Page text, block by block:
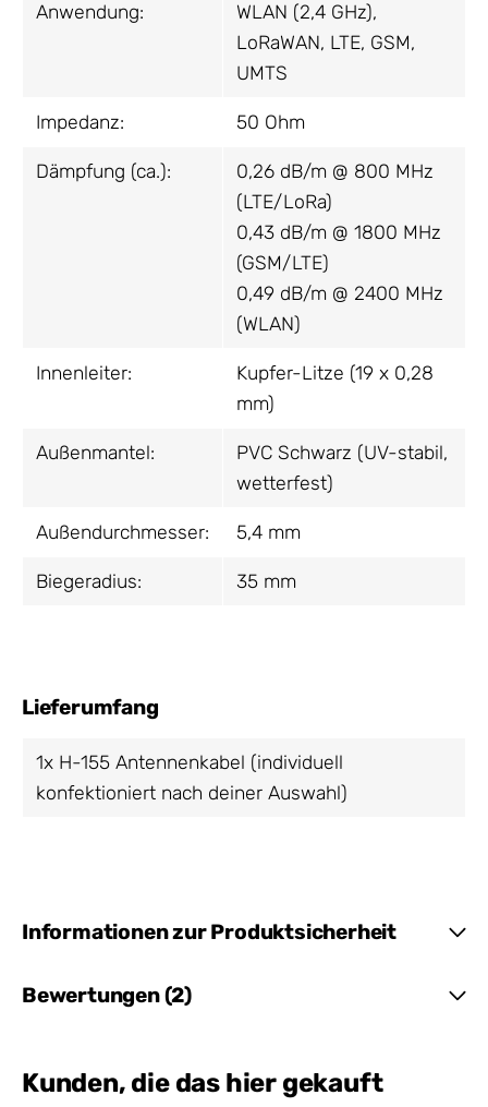
Anwendung:
WLAN (2,4 GHz),
LoRaWAN, LTE, GSM,
UMTS
Impedanz: 50 Ohm
Dämpfung (ca.):
0,26 dB/m @ 800 MHz
(LTE/LoRa)
0,43 dB/m @ 1800 MHz
(GSM/LTE)
0,49 dB/m @ 2400 MHz
(WLAN)
Innenleiter:
Kupfer-Litze (19 x 0,28
mm)
Außenmantel:
PVC Schwarz (UV-stabil,
wetterfest)
Außendurchmesser: 5,4 mm
Biegeradius: 35 mm
Lieferumfang
1x H-155 Antennenkabel (individuell
konfektioniert nach deiner Auswahl)
Informationen zur Produktsicherheit
Bewertungen (2)
Kunden, die das hier gekauft